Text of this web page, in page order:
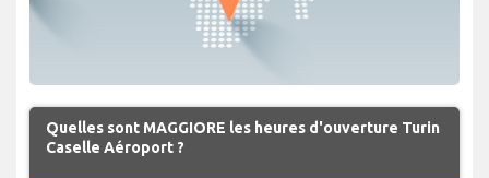
Quelles sont MAGGIORE les heures d'ouverture Turin
Caselle Aéroport ?